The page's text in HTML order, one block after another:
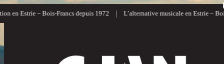
en Estrie – Bois-Francs depuis 1972 L’alternative musicale en Estrie –